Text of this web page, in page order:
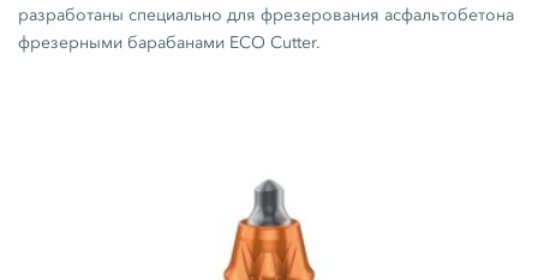
разработаны специально для фрезерования асфальтобетона
фрезерными барабанами ECO Cutter.